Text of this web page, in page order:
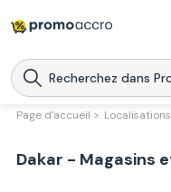
Magasins
Produits
Promoaccro
Page d'accueil > Localisations
Dakar - Magasins